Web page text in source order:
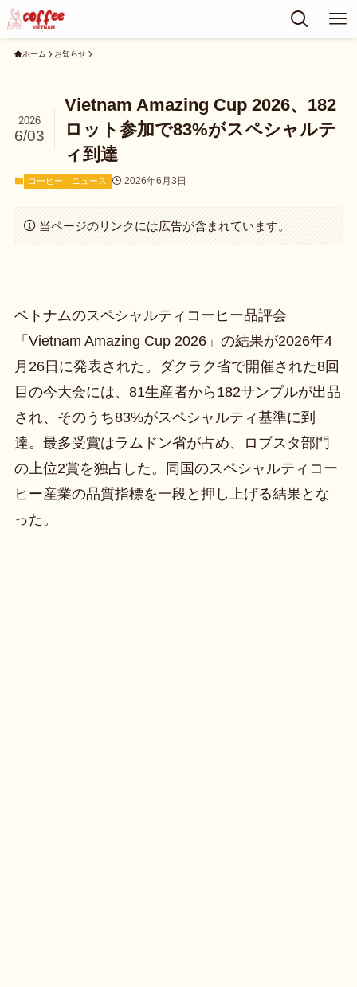
ホーム お知らせ
Vietnam Amazing Cup 2026、182
ロット参加で83%がスペシャルテ
ィ到達
2026
6/03
コーヒー ニュース 2026年6月3日
当ページのリンクには広告が含まれています。
ベトナムのスペシャルティコーヒー品評会
「Vietnam Amazing Cup 2026」の結果が2026年4
月26日に発表された。ダクラク省で開催された8回
目の今大会には、81生産者から182サンプルが出品
され、そのうち83%がスペシャルティ基準に到
達。最多受賞はラムドン省が占め、ロブスタ部門
の上位2賞を独占した。同国のスペシャルティコー
ヒー産業の品質指標を一段と押し上げる結果とな
った。